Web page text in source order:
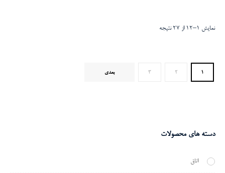
نمایش 1–12 از 27 نتیجه
1
2
3 بعدی
دسته های محصولات
اتاق